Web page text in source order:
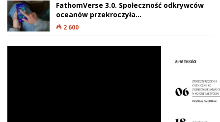
FathomVerse 3.0. Społeczność odkrywców
oceanów przekroczyła…
2 600